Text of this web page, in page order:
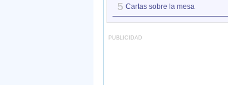
5 Cartas sobre la mesa
PUBLICIDAD